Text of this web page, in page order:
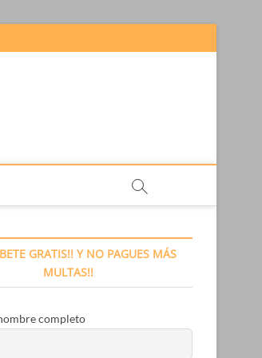
GRATIS!! Y NO PAGUES MÁS
MULTAS!!
completo